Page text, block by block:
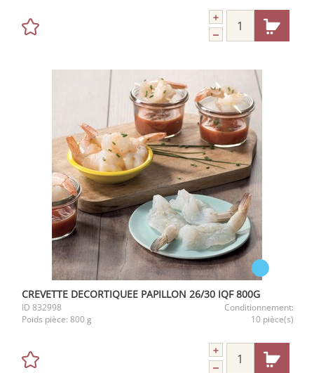
CREVETTE DECORTIQUEE PAPILLON 26/30 IQF 800G
ID 832998
Conditionnement:
Poids pièce: 800 g 10 pièce(s)